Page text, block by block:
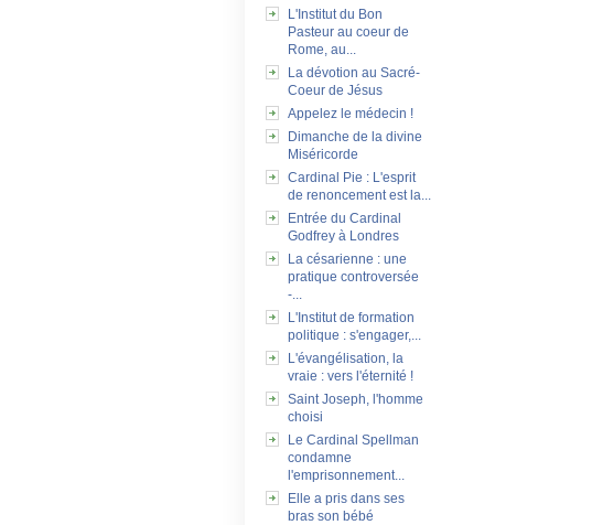
L'Institut du Bon
Pasteur au coeur de
Rome, au...
La dévotion au Sacré-
Coeur de Jésus
Appelez le médecin !
Dimanche de la divine
Miséricorde
Cardinal Pie : L'esprit
de renoncement est la...
Entrée du Cardinal
Godfrey à Londres
La césarienne : une
pratique controversée
-...
L'Institut de formation
politique : s'engager,...
L'évangélisation, la
vraie : vers l'éternité !
Saint Joseph, l'homme
choisi
Le Cardinal Spellman
condamne
l'emprisonnement...
Elle a pris dans ses
bras son bébé